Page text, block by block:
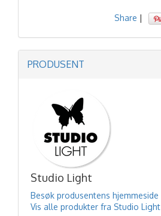
Share |
PRODUSENT
Studio Light
Besøk produsentens hjemmeside
Vis alle produkter fra Studio Light